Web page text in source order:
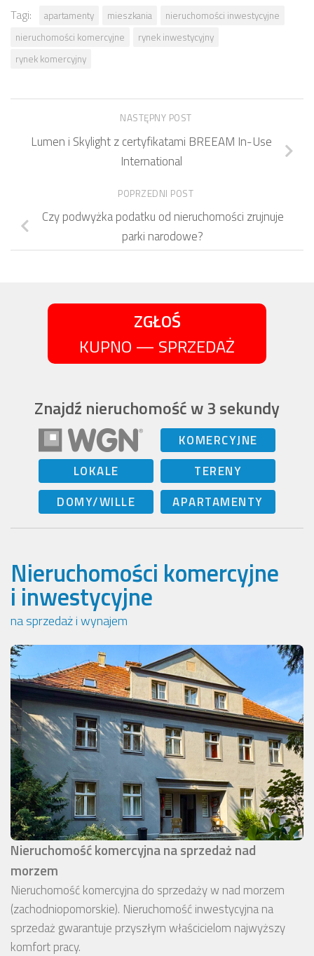
Tagi: apartamenty mieszkania
nieruchomości inwestycyjne
nieruchomości komercyjne
rynek inwestycyjny
rynek komercyjny
NASTĘPNY POST
Lumen i Skylight z certyfikatami BREEAM In-Use
International
POPRZEDNI POST
Czy podwyżka podatku od nieruchomości zrujnuje
parki narodowe?
ZGŁOŚ
KUPNO — SPRZEDAŻ
Znajdź nieruchomość w 3 sekundy
KOMERCYJNE
LOKALE
TERENY
DOMY/WILLE
APARTAMENTY
Nieruchomości komercyjne
i inwestycyjne
na sprzedaż i wynajem
Nieruchomość komercyjna na sprzedaż nad
morzem
Nieruchomość komercyjna do sprzedaży w nad morzem
(zachodniopomorskie). Nieruchomość inwestycyjna na
sprzedaż gwarantuje przyszłym właścicielom najwyższy
komfort pracy.